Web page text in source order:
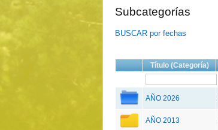
Subcategorías
BUSCAR por fechas
Título (Categoría)
AÑO 2026
AÑO 2013